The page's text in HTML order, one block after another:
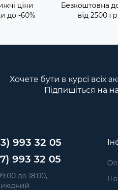
ціни
до -60%
Безкоштовна
від 2500
Хочете бути в курсі всіх
Підпишіться на
993 32 05
993 32 05
до 18:00,